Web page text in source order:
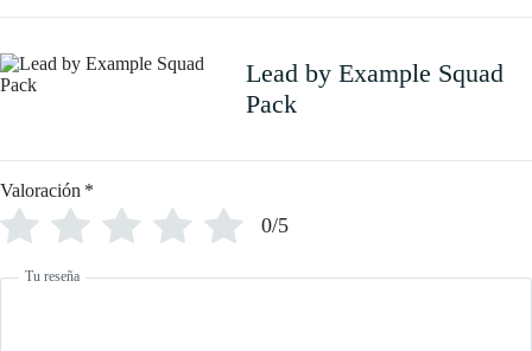
Lead by Example Squad
Pack
Valoración *
0/5
Tu reseña